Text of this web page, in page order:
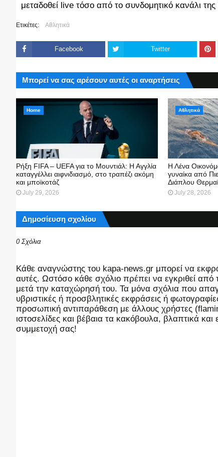
μεταδοθεί live τόσο από το συνδομητικό κανάλι
Ετικέτες: Αθλητικά
Facebook Twitter
Μπορεί να σας αρέσουν αυτές οι αναρτήσεις
Home
Ρήξη FIFA – UEFA για το Μουντιάλ: Η Αγγλία
καταγγέλλει αιφνιδιασμό, στο τραπέζι ακόμη
και μποϊκοτάζ
July 29, 2026
Αθλητικά
Η Λένα
γυναίκα από
Διάπλου
July 28, 2026
Δημοσίευση σχολίου
0 Σχόλια
Kάθε αναγνώστης του kapa-news.gr μπορεί να
αυτές. Ωστόσο κάθε σχόλιο πρέπει να εγκριθεί από
μετά την καταχώρησή του. Τα μόνα σχόλια που
υβριστικές ή προσβλητικές εκφράσεις ή
προσωπική αντιπαράθεση με άλλους χρήστες
ιστοσελίδες και βέβαια τα κακόβουλα, βλαπτικά
συμμετοχή σας!